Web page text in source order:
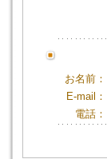
お名前：
E-mail：
電話：